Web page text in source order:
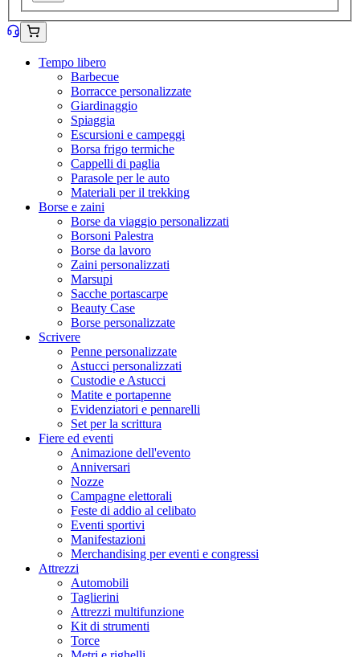
Tempo libero
Barbecue
Borracce personalizzate
Giardinaggio
Spiaggia
Escursioni e campeggi
Borsa frigo termiche
Cappelli di paglia
Parasole per le auto
Materiali per il trekking
Borse e zaini
Borse da viaggio personalizzati
Borsoni Palestra
Borse da lavoro
Zaini personalizzati
Marsupi
Sacche portascarpe
Beauty Case
Borse personalizzate
Scrivere
Penne personalizzate
Astucci personalizzati
Custodie e Astucci
Matite e portapenne
Evidenziatori e pennarelli
Set per la scrittura
Fiere ed eventi
Animazione dell'evento
Anniversari
Nozze
Campagne elettorali
Feste di addio al celibato
Eventi sportivi
Manifestazioni
Merchandising per eventi e congressi
Attrezzi
Automobili
Taglierini
Attrezzi multifunzione
Kit di strumenti
Torce